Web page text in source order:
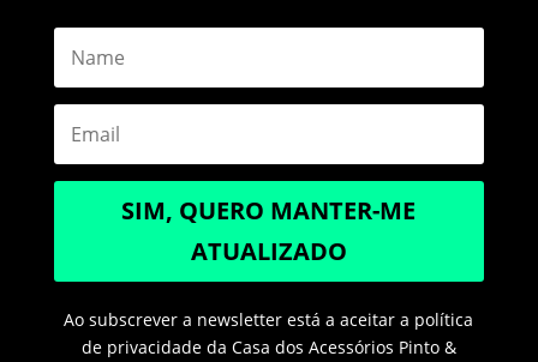
SIM, QUERO MANTER-ME
ATUALIZADO
Ao subscrever a newsletter está a aceitar a política
de privacidade da Casa dos Acessórios Pinto &